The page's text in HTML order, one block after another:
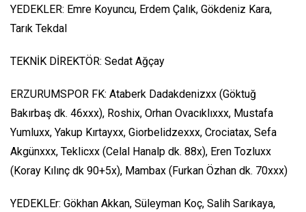
YEDEKLER: Emre Koyuncu, Erdem Çalık, Gökdeniz Kara,
Tarık Tekdal
TEKNİK DİREKTÖR: Sedat Ağçay
ERZURUMSPOR FK: Ataberk Dadakdenizxx (Göktuğ
Bakırbaş dk. 46xxx), Roshix, Orhan Ovacıklıxxx, Mustafa
Yumluxx, Yakup Kırtayxx, Giorbelidzexxx, Crociatax, Sefa
Akgünxxx, Teklicxx (Celal Hanalp dk. 88x), Eren Tozluxx
(Koray Kılınç dk 90+5x), Mambax (Furkan Özhan dk. 70xxx)
YEDEKLEr: Gökhan Akkan, Süleyman Koç, Salih Sarıkaya,